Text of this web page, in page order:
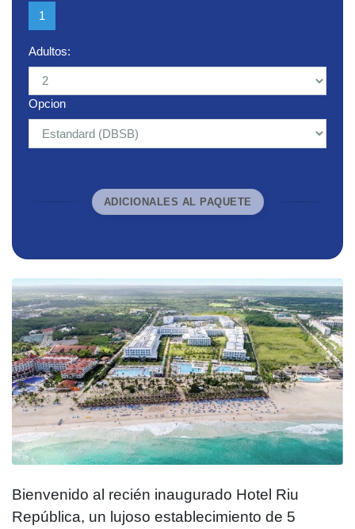
1
Adultos:
Opcion
ADICIONALES AL PAQUETE
Bienvenido al recién inaugurado Hotel Riu
República, un lujoso establecimiento de 5